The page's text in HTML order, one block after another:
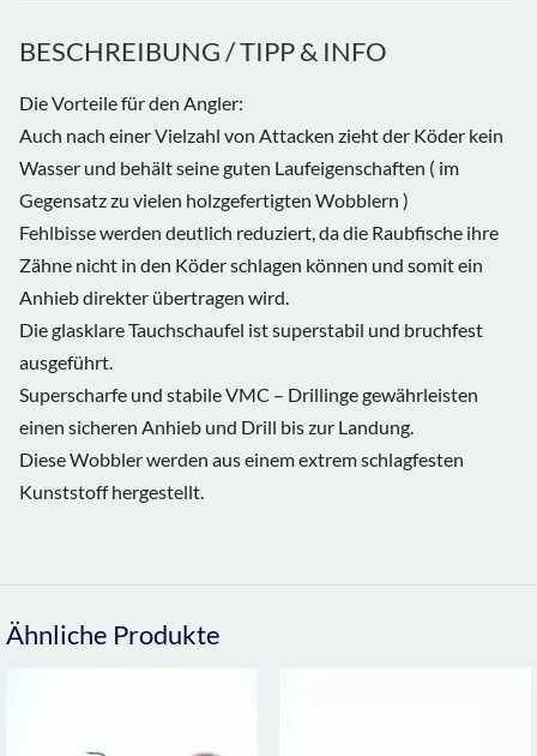
BESCHREIBUNG / TIPP & INFO
Die Vorteile für den Angler:
Auch nach einer Vielzahl von Attacken zieht der Köder kein
Wasser und behält seine guten Laufeigenschaften ( im
Gegensatz zu vielen holzgefertigten Wobblern )
Fehlbisse werden deutlich reduziert, da die Raubfische ihre
Zähne nicht in den Köder schlagen können und somit ein
Anhieb direkter übertragen wird.
Die glasklare Tauchschaufel ist superstabil und bruchfest
ausgeführt.
Superscharfe und stabile VMC – Drillinge gewährleisten
einen sicheren Anhieb und Drill bis zur Landung.
Diese Wobbler werden aus einem extrem schlagfesten
Kunststoff hergestellt.
Ähnliche Produkte